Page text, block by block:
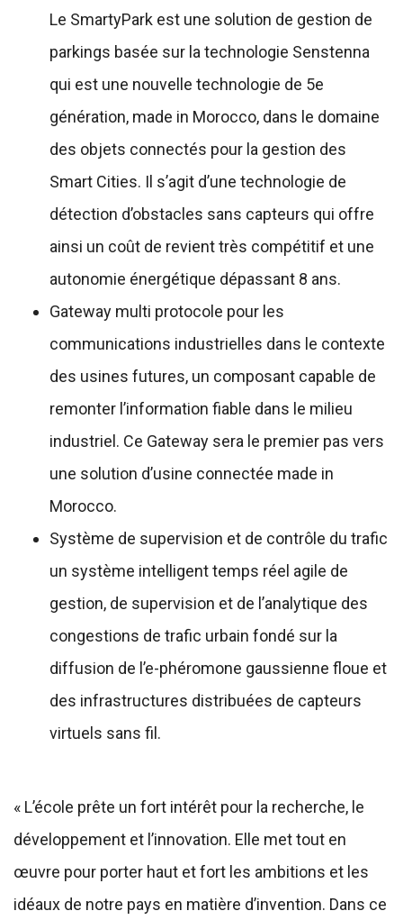
Le SmartyPark est une solution de gestion de
parkings basée sur la technologie Senstenna
qui est une nouvelle technologie de 5e
génération, made in Morocco, dans le domaine
des objets connectés pour la gestion des
Smart Cities. Il s’agit d’une technologie de
détection d’obstacles sans capteurs qui offre
ainsi un coût de revient très compétitif et une
autonomie énergétique dépassant 8 ans.
Gateway multi protocole pour les
communications industrielles dans le contexte
des usines futures, un composant capable de
remonter l’information fiable dans le milieu
industriel. Ce Gateway sera le premier pas vers
une solution d’usine connectée made in
Morocco.
Système de supervision et de contrôle du trafic
un système intelligent temps réel agile de
gestion, de supervision et de l’analytique des
congestions de trafic urbain fondé sur la
diffusion de l’e-phéromone gaussienne floue et
des infrastructures distribuées de capteurs
virtuels sans fil.
« L’école prête un fort intérêt pour la recherche, le
développement et l’innovation. Elle met tout en
œuvre pour porter haut et fort les ambitions et les
idéaux de notre pays en matière d’invention. Dans ce